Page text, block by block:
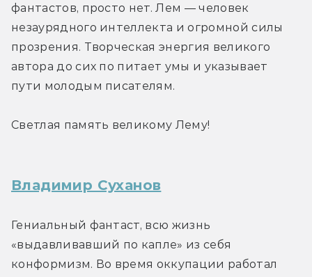
фантастов, просто нет. Лем — человек
незаурядного интеллекта и огромной силы
прозрения. Творческая энергия великого
автора до сих по питает умы и указывает
пути молодым писателям.
Светлая память великому Лему!
Владимир Суханов
Гениальный фантаст, всю жизнь
«выдавливавший по капле» из себя
конформизм. Во время оккупации работал